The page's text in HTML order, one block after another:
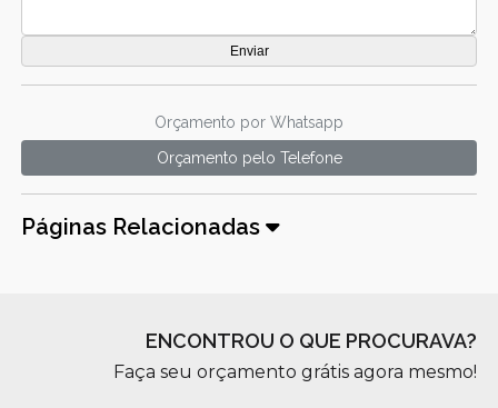
Orçamento por Whatsapp
Orçamento pelo Telefone
Páginas Relacionadas
ENCONTROU O QUE PROCURAVA?
Faça seu orçamento grátis agora mesmo!